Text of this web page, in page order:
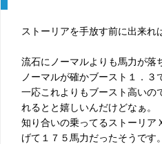
ストーリアを手放す前に出来れ
流石にノーマルよりも馬力が落
ノーマルが確かブースト１．３
一応これよりもブースト高いの
れるとと嬉しいんだけどなぁ。
知り合いの乗ってるストーリア
げて１７５馬力だったそうです。